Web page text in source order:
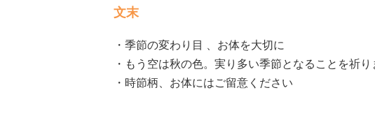
文末
・季節の変わり目 、お体を大切に
・もう空は秋の色。実り多い季節となることを祈り
・時節柄、お体にはご留意ください